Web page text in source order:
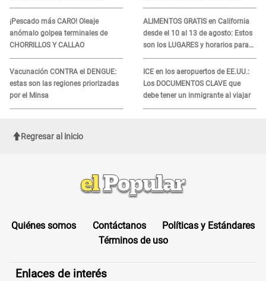
¡Pescado más CARO! Oleaje
anómalo golpea terminales de
CHORRILLOS Y CALLAO
Vacunación CONTRA el DENGUE:
estas son las regiones priorizadas
por el Minsa
ALIMENTOS GRATIS en California
desde el 10 al 13 de agosto: Estos
son los LUGARES y horarios para
recibir la ayuda
ICE en los aeropuertos de EE.UU.:
Los DOCUMENTOS CLAVE que
debe tener un inmigrante al viajar
Regresar al inicio
Quiénes somos Contáctanos
Políticas y Estándares
Términos de uso
Enlaces de interés